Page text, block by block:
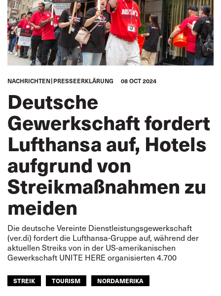
NACHRICHTEN PRESSEERKLÄRUNG 08 OCT 2024
Deutsche
Gewerkschaft fordert
Lufthansa auf, Hotels
aufgrund von
Streikmaßnahmen zu
meiden
Die deutsche Vereinte Dienstleistungsgewerkschaft
(ver.di) fordert die Lufthansa-Gruppe auf, während der
aktuellen Streiks von in der US-amerikanischen
Gewerkschaft UNITE HERE organisierten 4.700
STREIK TOURISM NORDAMERIKA